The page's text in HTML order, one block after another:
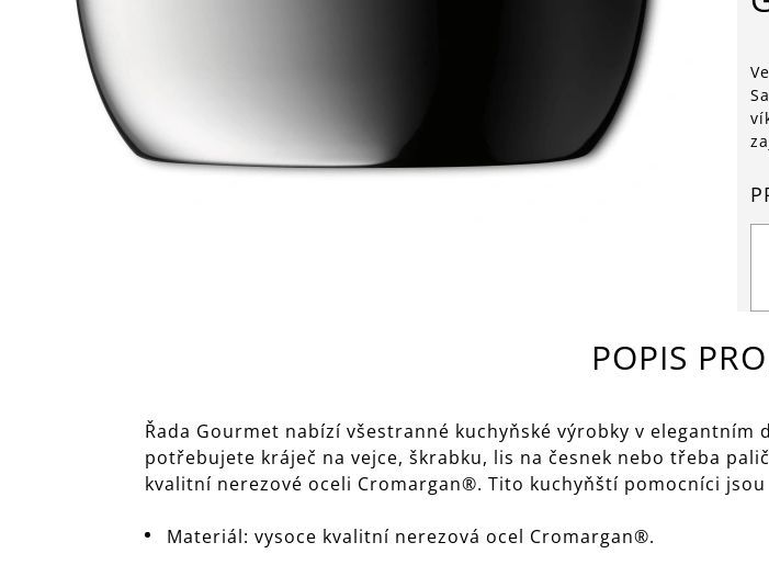
POPIS
Řada Gourmet nabízí všestranné kuchyňské výrobky v
potřebujete kráječ na vejce, škrabku, lis na česnek nebo třeba
kvalitní nerezové oceli Cromargan®. Tito kuchyňští pomocníci
Materiál: vysoce kvalitní nerezová ocel Cromargan®.